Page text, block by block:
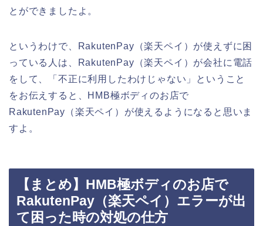
とができましたよ。
というわけで、RakutenPay（楽天ペイ）が使えずに困
っている人は、RakutenPay（楽天ペイ）が会社に電話
をして、「不正に利用したわけじゃない」ということ
をお伝えすると、HMB極ボディのお店で
RakutenPay（楽天ペイ）が使えるようになると思いま
すよ。
【まとめ】HMB極ボディのお店で
RakutenPay（楽天ペイ）エラーが出
て困った時の対処の仕方